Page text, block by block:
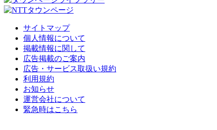
サイトマップ
個人情報について
掲載情報に関して
広告掲載のご案内
広告・サービス取扱い規約
利用規約
お知らせ
運営会社について
緊急時はこちら